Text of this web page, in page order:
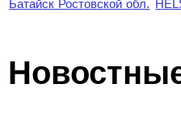
Батайск Ростовской обл.